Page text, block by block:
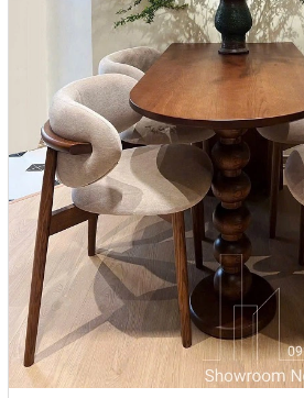
1.3. Bàn ăn thông minh 4 ghế -
Bàn ăn thông minh 4 ghế được coi là
không gian phòng bếp có diện tích
2 cơ chế là kéo dài và thu gọn linh hoạt,
4 ghế mang đến sự sang trọng trong
nghiệm tuyệt vời trong quá trình sử
dài 4 ghế tại DecoViet có thiết kế đẹp
năng thông minh, đáp ứng nhu cầu về
sử dụng của gia đình bạn.